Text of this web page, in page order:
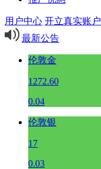
用户中心 开立真实账户
最新公告
伦敦金
1272.60
0.04
伦敦银
17
0.03